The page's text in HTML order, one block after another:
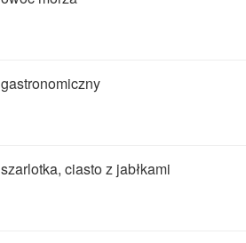
gastronomiczny
szarlotka, ciasto z jabłkami